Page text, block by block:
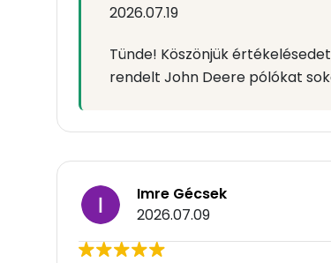
2026.07.19
Tünde! Köszönjük
rendelt John Deere pólókat
Imre Gécsek
2026.07.09